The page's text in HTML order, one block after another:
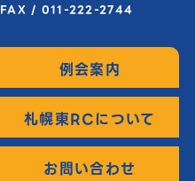
/ 011-222-2744
例会案内
札幌東RCについて
お問い合わせ